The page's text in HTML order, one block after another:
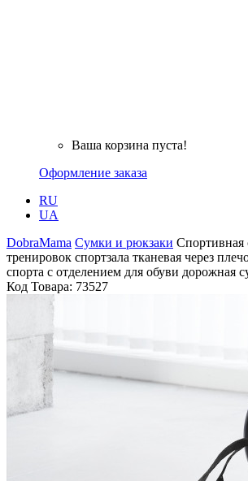
Ваша корзина пуста!
Оформление заказа
RU
UA
DobraMama Сумки и рюкзаки Спортивная
тренировок спортзала тканевая через
спорта с отделением для обуви дорожная
Код Товара: 73527